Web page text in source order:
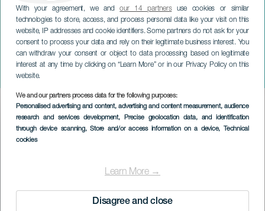
With your agreement, we andour 14 partnersuse cookies or similar
technologies to store, access, and process personal data like your visit on this
website, IP addresses and cookie identifiers. Some partners do not ask for your
consent to process your data and rely on their legitimate business interest. You
can withdraw your consent or object to data processing based on legitimate
interest at any time by clicking on “Learn More” or in our Privacy Policy on this
website.
We and our partners process data for the following purposes:
Personalised advertising and content, advertising and content measurement, audience
research and services development, Precise geolocation data, and identification
through device scanning, Store and/or access information on a device, Technical
cookies
Learn More →
Disagree and close
Pastora Soler på konsert
GRAN CANARIA
Imagen
Listado